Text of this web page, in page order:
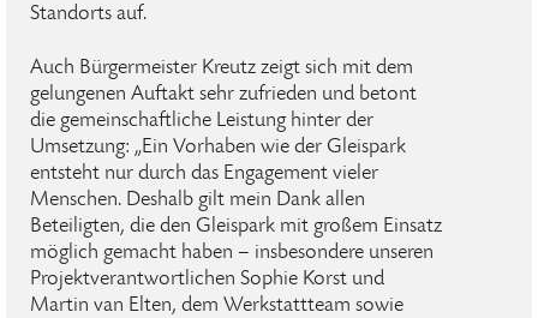
Standorts auf.
Auch Bürgermeister Kreutz zeigt sich mit dem
gelungenen Auftakt sehr zufrieden und betont
die gemeinschaftliche Leistung hinter der
Umsetzung: „Ein Vorhaben wie der Gleispark
entsteht nur durch das Engagement vieler
Menschen. Deshalb gilt mein Dank allen
Beteiligten, die den Gleispark mit großem Einsatz
möglich gemacht haben – insbesondere unseren
Projektverantwortlichen Sophie Korst und
Martin van Elten, dem Werkstattteam sowie